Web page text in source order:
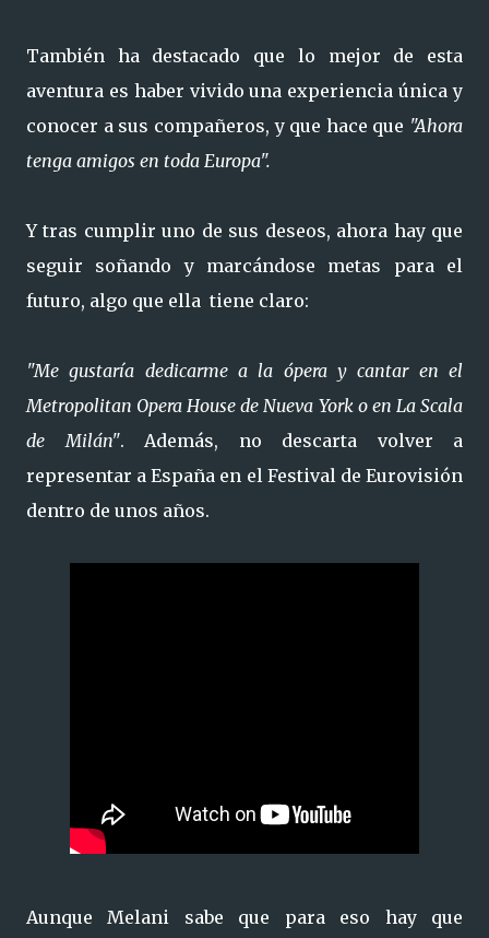
También ha destacado que lo mejor de esta
aventura es haber vivido una experiencia única y
conocer a sus compañeros, y que hace que "Ahora
tenga amigos en toda Europa".
Y tras cumplir uno de sus deseos, ahora hay que
seguir soñando y marcándose metas para el
futuro, algo que ella tiene claro:
"Me gustaría dedicarme a la ópera y cantar en el
Metropolitan Opera House de Nueva York o en La Scala
de Milán". Además, no descarta volver a
representar a España en el Festival de Eurovisión
dentro de unos años.
Aunque Melani sabe que para eso hay que